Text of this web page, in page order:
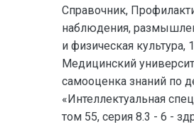
Справочник,
наблюдения,
и физическая
Медицинский
самооценка знаний по
«Интеллектуальная
том 55, серия 8.3 - 6 -